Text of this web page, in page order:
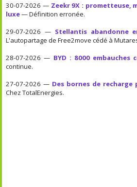
30-07-2026 — Zeekr 9X : prometteuse,
luxe— Définition erronée.
29-07-2026 — Stellantis abandonne
L'autopartage de Free2move cédé à
28-07-2026 — BYD : 8000 embauches
continue.
27-07-2026 — Des bornes de recharge
Chez TotalEnergies.